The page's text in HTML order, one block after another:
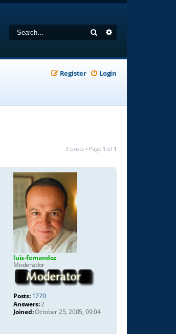
Search
Login
Register
3 posts • Page 1 of 1
luis-fernandez
Moderador
Posts: 1770
Answers:2
Joined:October 25, 2005, 09:04